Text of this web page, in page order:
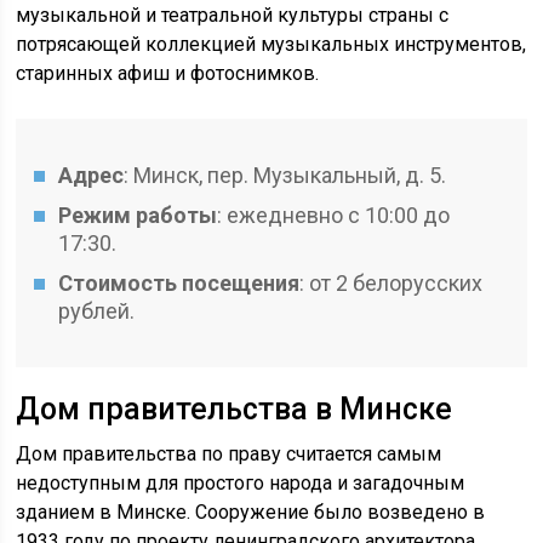
музыкальной и театральной культуры страны с
потрясающей коллекцией музыкальных инструментов,
старинных афиш и фотоснимков.
Адрес: Минск, пер. Музыкальный, д. 5.
Режим работы: ежедневно с 10:00 до
17:30.
Стоимость посещения: от 2 белорусских
рублей.
Дом правительства в Минске
Дом правительства по праву считается самым
недоступным для простого народа и загадочным
зданием в Минске. Сооружение было возведено в